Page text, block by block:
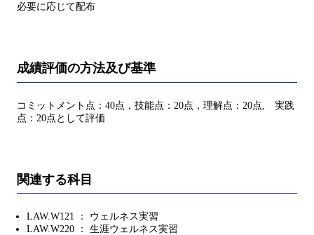
必要に応じて配布
成績評価の方法及び基準
コミットメント点：40点，技能点：20点，理解点：20点, 実践
点：20点として評価
関連する科目
LAW.W121 ： ウェルネス実習
LAW.W220 ： 生涯ウェルネス実習